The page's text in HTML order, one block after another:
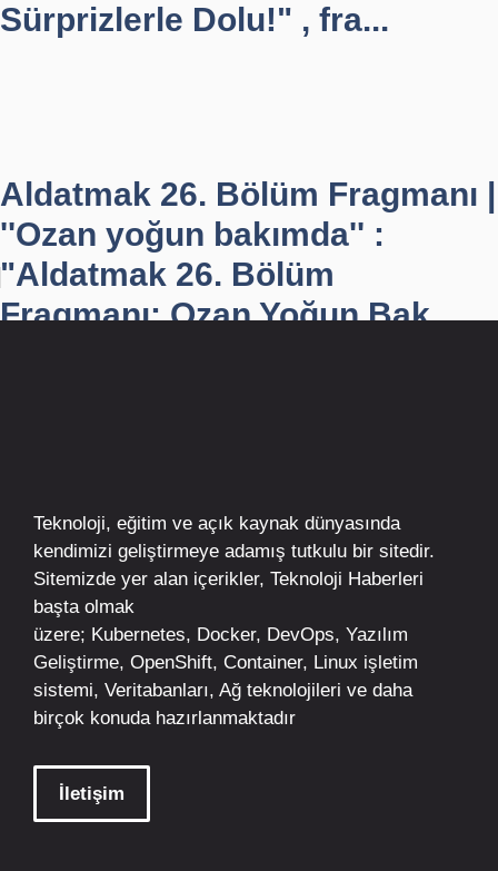
Sürprizlerle Dolu!" , fra...
Aldatmak 26. Bölüm Fragmanı |
''Ozan yoğun bakımda'' :
"Aldatmak 26. Bölüm
Fragmanı: Ozan Yoğun Bak...
Teknoloji, eğitim ve açık kaynak dünyasında
kendimizi geliştirmeye adamış tutkulu bir sitedir.
Sitemizde yer alan içerikler, Teknoloji Haberleri
başta olmak
üzere; Kubernetes, Docker, DevOps, Yazılım
Geliştirme, OpenShift, Container, Linux işletim
sistemi, Veritabanları, Ağ teknolojileri ve daha
birçok konuda hazırlanmaktadır
İletişim